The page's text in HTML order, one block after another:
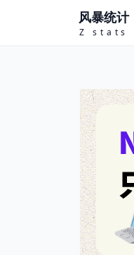
风暴统计
Z stats